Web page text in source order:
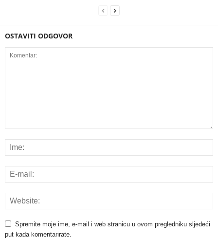
OSTAVITI ODGOVOR
Spremite moje ime, e-mail i web stranicu u ovom pregledniku sljedeći
put kada komentarirate.